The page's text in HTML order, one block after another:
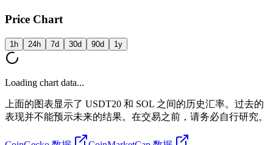
Price Chart
1h 24h 7d 30d 90d 1y
Loading chart data...
上面的图表显示了 USDT20 和 SOL 之间的历史汇率。过去的
表现并不能预示未来的结果。在交易之前，请务必自行研究。